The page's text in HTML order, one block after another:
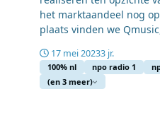
opnieuw, gasten die
bezoek aan de 100% NL
marktaandeel.
het marktaandeel nog
plaats vinden we
10 completeert de top
10,8%. Een andere zender die aanzienlijke vooruitgang
heeft geboekt, is Sky
17 mei 20233 jr.
100% nl npo radio 1
(en 3 meer)